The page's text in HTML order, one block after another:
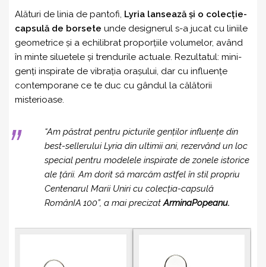
Alături de linia de pantofi, Lyria lansează și o colecție-
capsulă de borsete unde designerul s-a jucat cu liniile
geometrice și a echilibrat proporțiile volumelor, având
în minte siluetele și trendurile actuale. Rezultatul: mini-
genți inspirate de vibrația orașului, dar cu influențe
contemporane ce te duc cu gândul la călătorii
misterioase.
“Am păstrat pentru picturile genților influențe din
best-sellerului Lyria din ultimii ani, rezervând un loc
special pentru modelele inspirate de zonele istorice
ale țării. Am dorit să marcăm astfel în stil propriu
Centenarul Marii Uniri cu colecția-capsulă
RomânIA 100”, a mai precizat ArminaPopeanu.